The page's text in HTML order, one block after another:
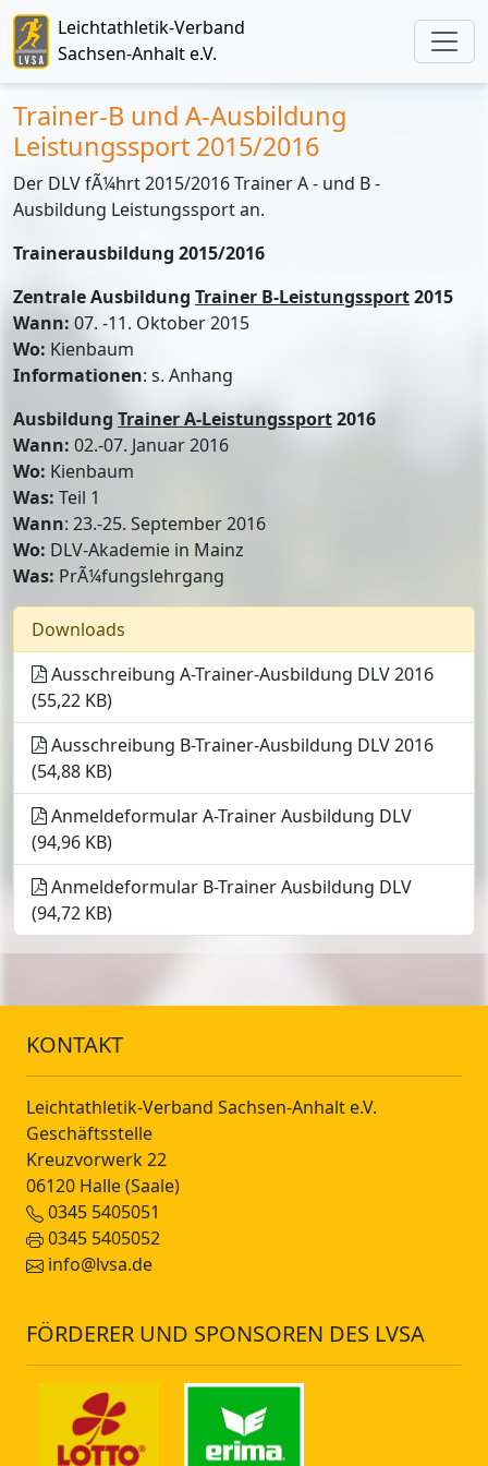
Leichtathletik-Verband
Sachsen-Anhalt e.V.
Trainer-B und A-Ausbildung
Leistungssport 2015/2016
Der DLV fÃ¼hrt 2015/2016 Trainer A - und B -
Ausbildung Leistungssport an.
Trainerausbildung 2015/2016
Zentrale Ausbildung Trainer B-Leistungssport2015
Wann: 07. -11. Oktober 2015
Wo: Kienbaum
Informationen: s. Anhang
Ausbildung Trainer A-Leistungssport2016
Wann: 02.-07. Januar 2016
Wo: Kienbaum
Was: Teil 1
Wann: 23.-25. September 2016
Wo: DLV-Akademie in Mainz
Was: PrÃ¼fungslehrgang
Downloads
Ausschreibung A-Trainer-Ausbildung DLV 2016
(55,22 KB)
Ausschreibung B-Trainer-Ausbildung DLV 2016
(54,88 KB)
Anmeldeformular A-Trainer Ausbildung DLV
(94,96 KB)
Anmeldeformular B-Trainer Ausbildung DLV
(94,72 KB)
KONTAKT
Leichtathletik-Verband Sachsen-Anhalt e.V.
Geschäftsstelle
Kreuzvorwerk 22
06120 Halle (Saale)
0345 5405051
0345 5405052
info@lvsa.de
FÖRDERER UND SPONSOREN DES LVSA